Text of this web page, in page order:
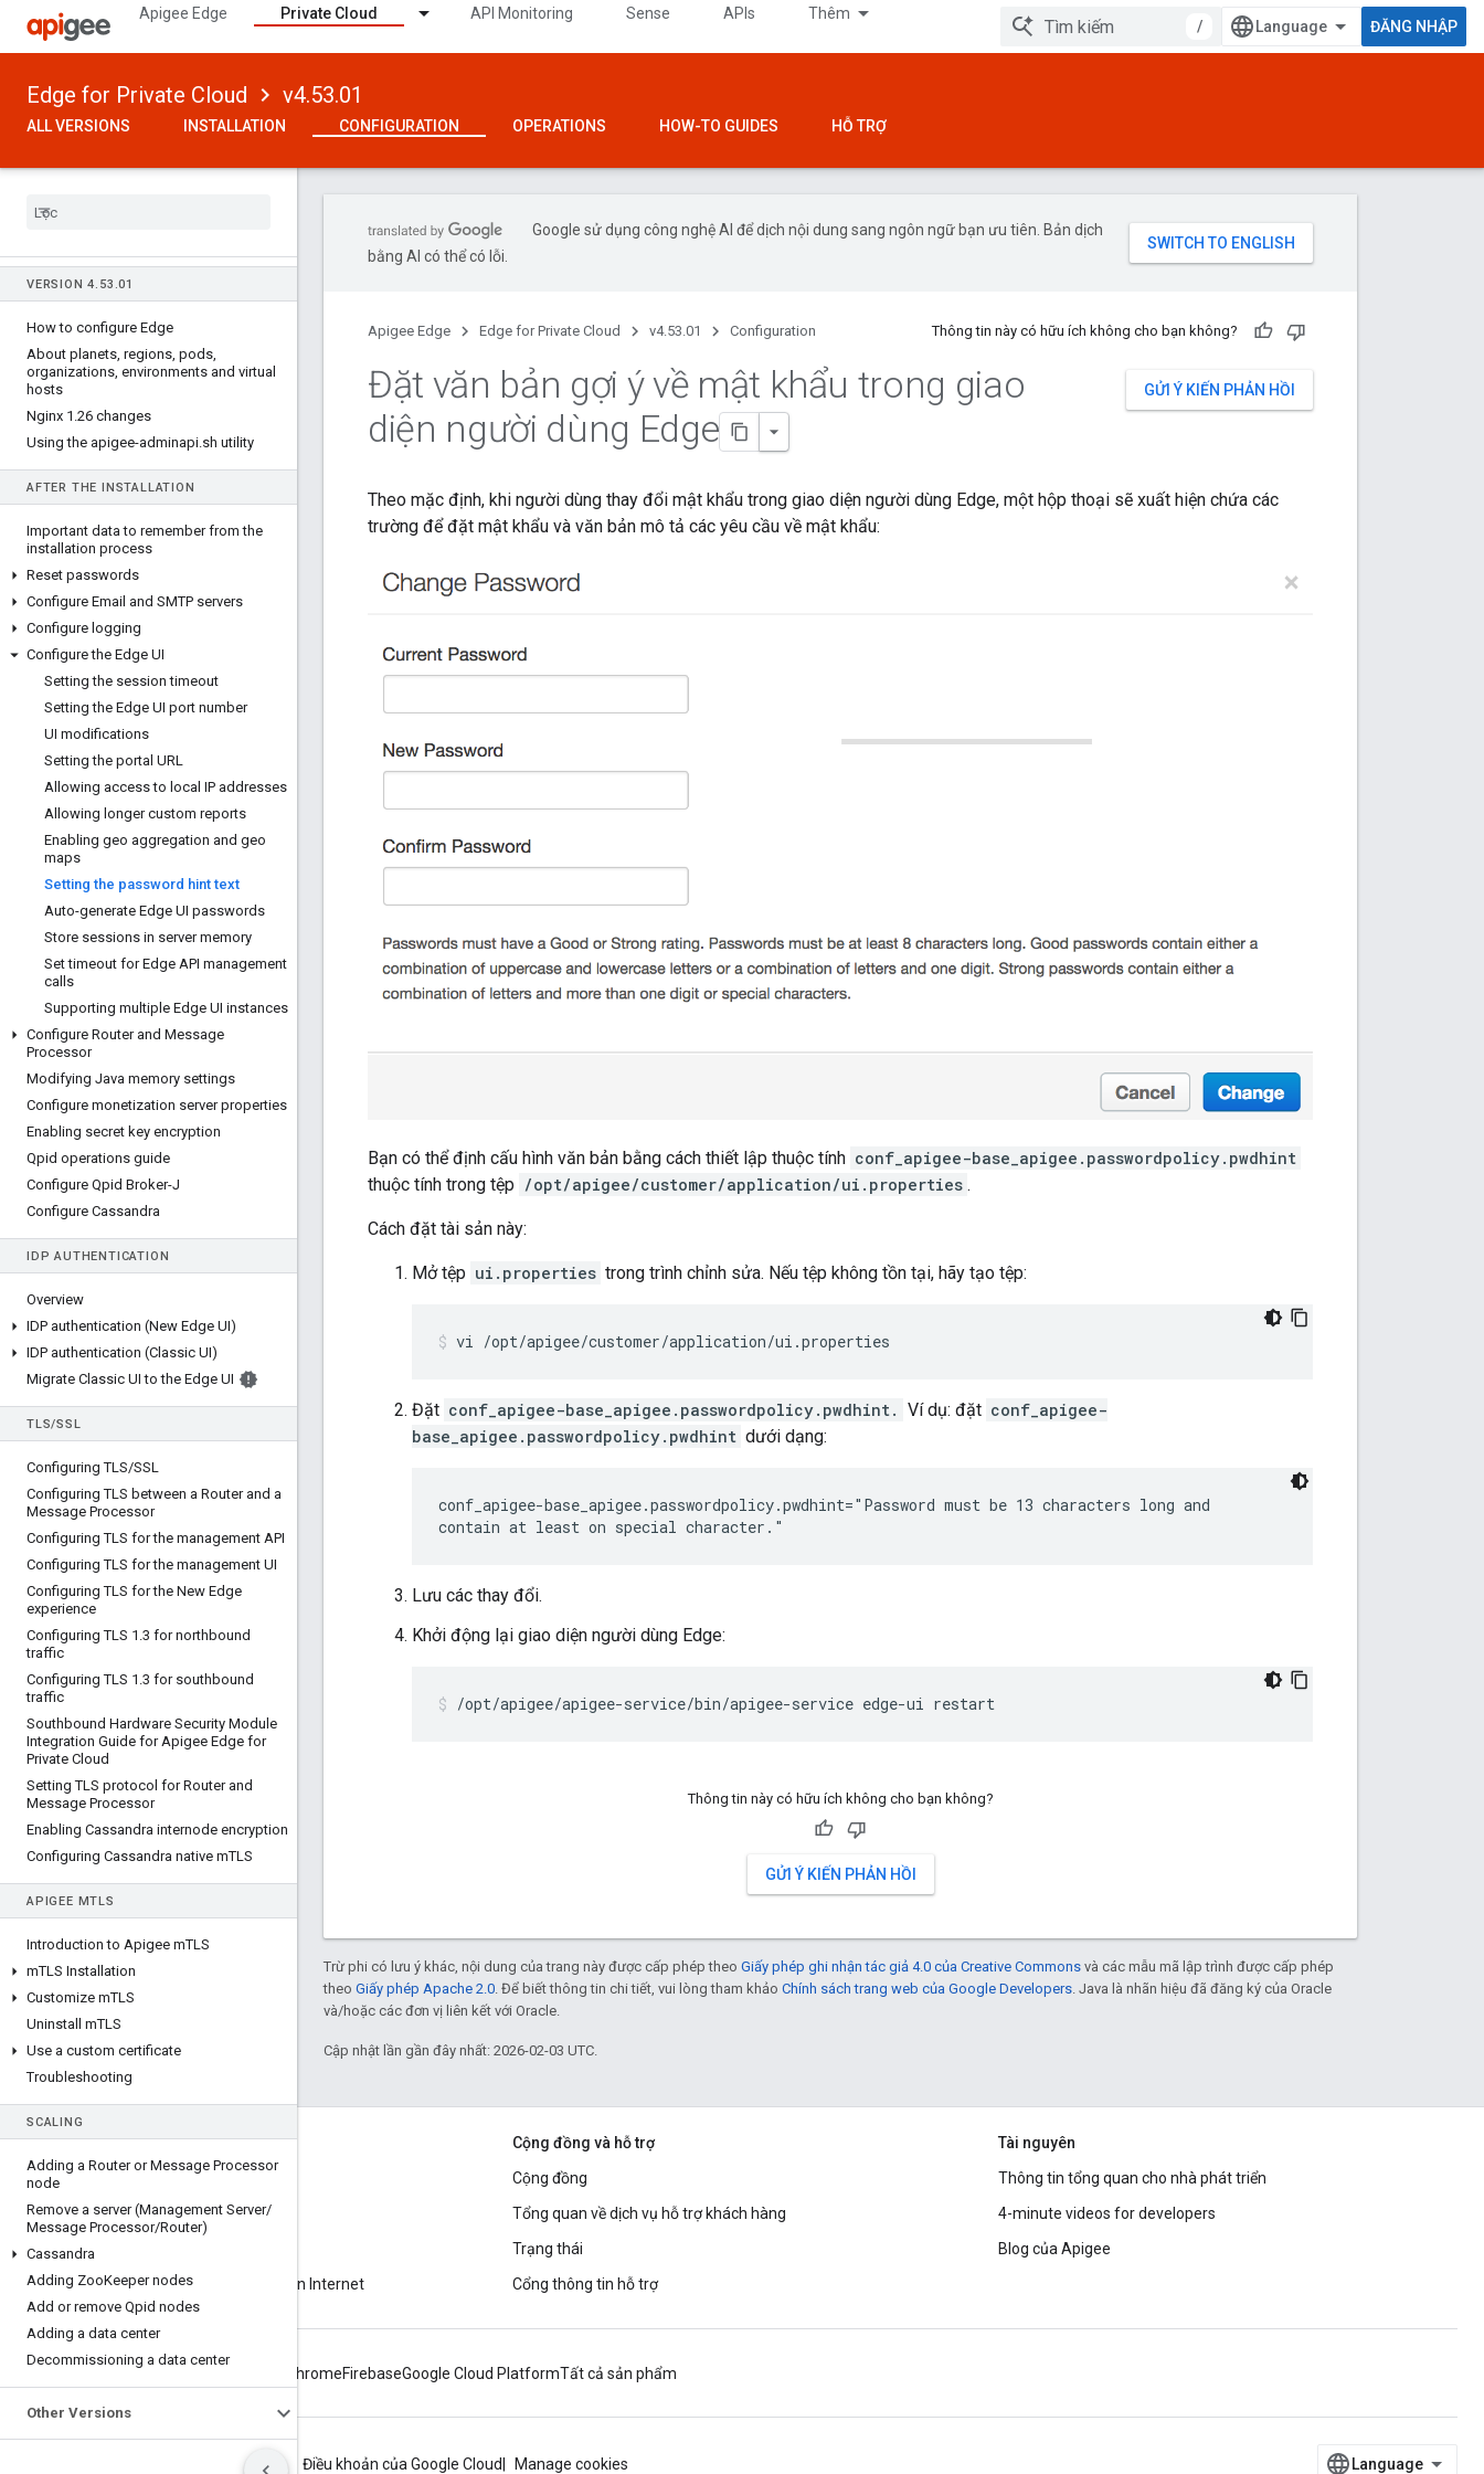
Apigee Edge Private Cloud API Monitoring Sense APIs Thêm
/ ĐĂNG NHẬP
Edge for Private Cloud v4.53.01
ALL VERSIONS INSTALLATION CONFIGURATION OPERATIONS HOW-TO GUIDES HỖ TRỢ
VERSION 4. 53 .01
How to configure Edge
About planets, regions, pods,
organizations, environments and virtual
hosts
Nginx 1 .26 changes
Using the apigee-adminapi.sh utility
AFTER THE INSTALLATION
Important data to remember from the
installation process
Reset passwords
Configure Email and SMTP servers
Configure logging
Configure the Edge UI
Setting the session timeout
Setting the Edge UI port number
UI modifications
Setting the portal URL
Allowing access to local IP addresses
Allowing longer custom reports
Enabling geo aggregation and geo
maps
Setting the password hint text
Auto-generate Edge UI passwords
Store sessions in server memory
Set timeout for Edge API management
calls
Supporting multiple Edge UI instances
Configure Router and Message
Processor
Modifying Java memory settings
Configure monetization server properties
Enabling secret key encryption
Qpid operations guide
Configure Qpid Broker-J
Configure Cassandra
IDP AUTHENTICATION
Overview
IDP authentication (New Edge UI)
IDP authentication (Classic UI)
Migrate Classic UI to the Edge UI
TLS/SSL
Configuring TLS/SSL
Configuring TLS between a Router and a
Message Processor
Configuring TLS for the management API
Configuring TLS for the management UI
Configuring TLS for the New Edge
experience
Configuring TLS 1 .3 for northbound
traffic
Configuring TLS 1 .3 for southbound
traffic
Southbound Hardware Security Module
Integration Guide for Apigee Edge for
Private Cloud
Setting TLS protocol for Router and
Message Processor
Enabling Cassandra internode encryption
Configuring Cassandra native mTLS
APIGEE MTLS
Introduction to Apigee mTLS
mTLS Installation
Customize mTLS
Uninstall mTLS
Use a custom certificate
Troubleshooting
SCALING
Adding a Router or Message Processor
node
Remove a server (Management Server/
Message Processor/Router)
Cassandra
Adding ZooKeeper nodes
Add or remove Qpid nodes
Adding a data center
Decommissioning a data center
Other Versions
Google sử dụng công nghệ AI để dịch nội dung sang ngôn ngữ bạn ưu tiên. Bản dịch
bằng AI có thể có lỗi.
Apigee Edge Edge for Private Cloud v4.53.01 Configuration Thông tin này có hữu ích không cho bạn không?
GỬI Ý KIẾN PHẢN HỒI
Đặt văn bản gợi ý về mật khẩu trong giao
diện người dùng Edge
Theo mặc định, khi người dùng thay đổi mật khẩu trong giao diện người dùng Edge, một hộp thoại sẽ xuất hiện chứa các
trường để đặt mật khẩu và văn bản mô tả các yêu cầu về mật khẩu:
Bạn có thể định cấu hình văn bản bằng cách thiết lập thuộc tính conf_apigee-base_apigee.passwordpolicy.pwdhint
thuộc tính trong tệp /opt/apigee/customer/application/ui.properties .
Cách đặt tài sản này:
Mở tệp ui.properties trong trình chỉnh sửa. Nếu tệp không tồn tại, hãy tạo tệp:
vi /opt/apigee/customer/application/ui.properties
Đặt conf_apigee-base_apigee.passwordpolicy.pwdhint. Ví dụ: đặt conf_apigee-
base_apigee.passwordpolicy.pwdhint dưới dạng:
conf_apigee-base_apigee.passwordpolicy.pwdhint="Password must be 13 characters long and
contain at least on special character."
Lưu các thay đổi.
Khởi động lại giao diện người dùng Edge:
/opt/apigee/apigee-service/bin/apigee-service edge-ui restart
Thông tin này có hữu ích không cho bạn không?
GỬI Ý KIẾN PHẢN HỒI
Trừ phi có lưu ý khác, nội dung của trang này được cấp phép theo Giấy phép ghi nhận tác giả 4.0 của Creative Commons và các mẫu mã lập trình được cấp phép
theo Giấy phép Apache 2.0 . Để biết thông tin chi tiết, vui lòng tham khảo Chính sách trang web của Google Developers . Java là nhãn hiệu đã đăng ký của Oracle
và/hoặc các đơn vị liên kết với Oracle.
Cập nhật lần gần đây nhất: 2026-02-03 UTC.
Giới thiệu về Apigee
We're part of Google
Sự kiện
Đối tác
Sách điện tử và truyền hình trực tiếp trên Internet
Cộng đồng và hỗ trợ
Cộng đồng
Tổng quan về dịch vụ hỗ trợ khách hàng
Trạng thái
Cổng thông tin hỗ trợ
Tài nguyên
Thông tin tổng quan cho nhà phát triển
4-minute videos for developers
Blog của Apigee
ChromeFirebaseGoogle Cloud PlatformTất cả sản phẩm
Điều khoản trang web Điều khoản của Google Cloud Manage cookies